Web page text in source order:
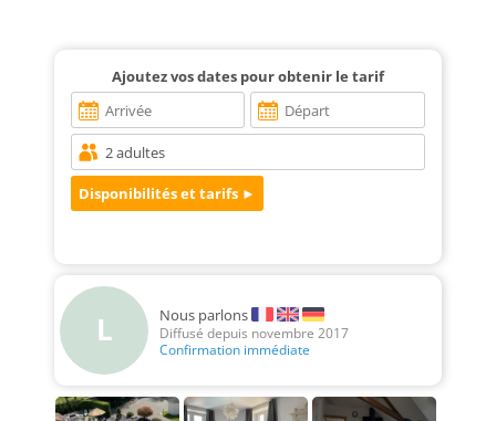
Ajoutez vos dates pour obtenir le tarif
L Nous parlons
Diffusé depuis novembre 2017
Confirmation immédiate